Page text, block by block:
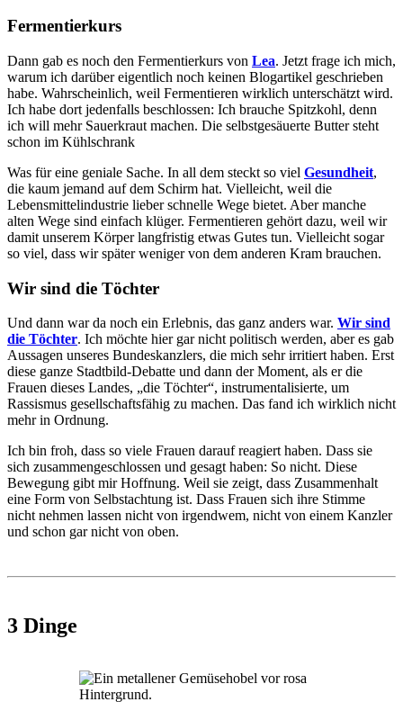
Fermentierkurs
Dann gab es noch den Fermentierkurs von Lea. Jetzt frage ich mich,
warum ich darüber eigentlich noch keinen Blogartikel geschrieben
habe. Wahrscheinlich, weil Fermentieren wirklich unterschätzt wird.
Ich habe dort jedenfalls beschlossen: Ich brauche Spitzkohl, denn
ich will mehr Sauerkraut machen. Die selbstgesäuerte Butter steht
schon im Kühlschrank
Was für eine geniale Sache. In all dem steckt so viel Gesundheit,
die kaum jemand auf dem Schirm hat. Vielleicht, weil die
Lebensmittelindustrie lieber schnelle Wege bietet. Aber manche
alten Wege sind einfach klüger. Fermentieren gehört dazu, weil wir
damit unserem Körper langfristig etwas Gutes tun. Vielleicht sogar
so viel, dass wir später weniger von dem anderen Kram brauchen.
Wir sind die Töchter
Und dann war da noch ein Erlebnis, das ganz anders war. Wir sind
die Töchter. Ich möchte hier gar nicht politisch werden, aber es gab
Aussagen unseres Bundeskanzlers, die mich sehr irritiert haben. Erst
diese ganze Stadtbild-Debatte und dann der Moment, als er die
Frauen dieses Landes, „die Töchter“, instrumentalisierte, um
Rassismus gesellschaftsfähig zu machen. Das fand ich wirklich nicht
mehr in Ordnung.
Ich bin froh, dass so viele Frauen darauf reagiert haben. Dass sie
sich zusammengeschlossen und gesagt haben: So nicht. Diese
Bewegung gibt mir Hoffnung. Weil sie zeigt, dass Zusammenhalt
eine Form von Selbstachtung ist. Dass Frauen sich ihre Stimme
nicht nehmen lassen nicht von irgendwem, nicht von einem Kanzler
und schon gar nicht von oben.
3 Dinge